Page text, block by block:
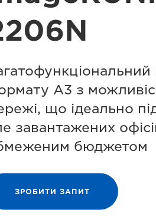
A3 з
що ідеально
завантажених
бюджетом
ЗРОБИТИ ЗАПИТ